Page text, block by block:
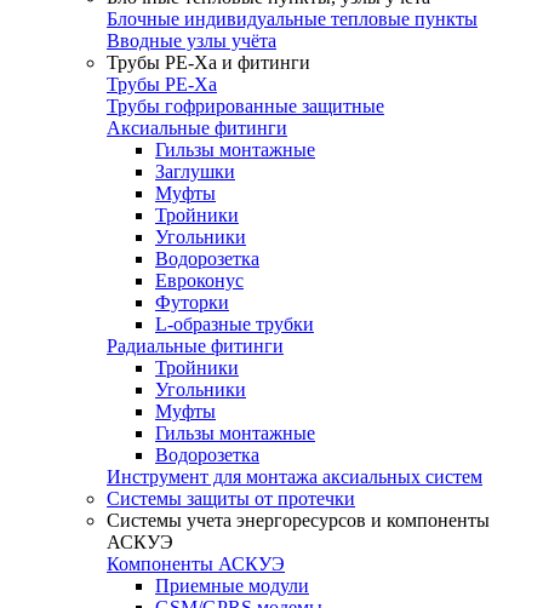
Блочные индивидуальные тепловые пункты
Вводные узлы учёта
Трубы РЕ-Ха и фитинги
Трубы РЕ-Ха
Трубы гофрированные защитные
Аксиальные фитинги
Гильзы монтажные
Заглушки
Муфты
Тройники
Угольники
Водорозетка
Евроконус
Футорки
L-образные трубки
Радиальные фитинги
Тройники
Угольники
Муфты
Гильзы монтажные
Водорозетка
Инструмент для монтажа аксиальных систем
Системы защиты от протечки
Системы учета энергоресурсов и компоненты
АСКУЭ
Компоненты АСКУЭ
Приемные модули